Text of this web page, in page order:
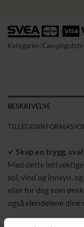
Kategorier:
BESKRIVELSE
✔ Skap en trygg,
Med dette
sol, vind og innsyn,
eller for deg som
også eiendelene dine